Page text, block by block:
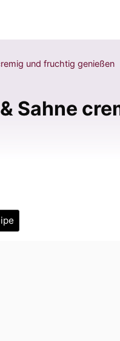
und fruchtig genießen
Sahne